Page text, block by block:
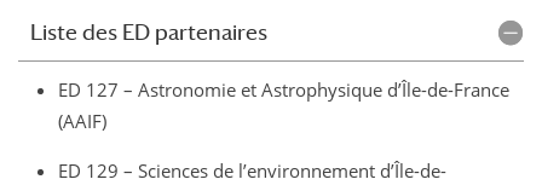
Liste des ED partenaires
ED 127 – Astronomie et Astrophysique d’Île-de-France
(AAIF)
ED 129 – Sciences de l’environnement d’Île-de-